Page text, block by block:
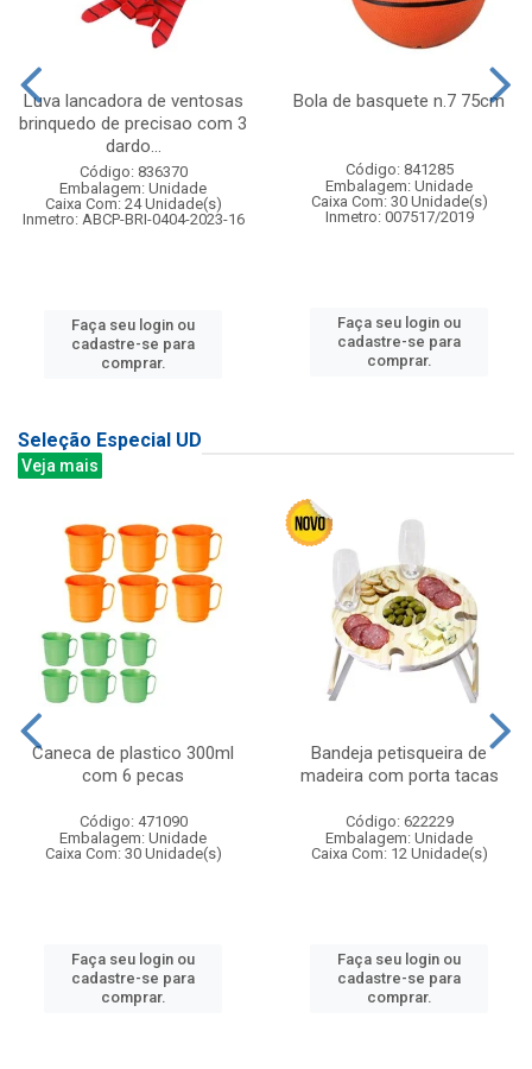
Luva lancadora de ventosas
brinquedo de precisao com 3
dardo...
Código: 836370
Embalagem: Unidade
Caixa Com: 24 Unidade(s)
Inmetro: ABCP-BRI-0404-2023-16
Faça seu login ou
cadastre-se para
comprar.
Bola de basquete n.7 75cm
Código: 841285
Embalagem: Unidade
Caixa Com: 30 Unidade(s)
Inmetro: 007517/2019
Faça seu login ou
cadastre-se para
comprar.
Seleção Especial UD
Veja mais
Caneca de plastico 300ml
com 6 pecas
Código: 471090
Embalagem: Unidade
Caixa Com: 30 Unidade(s)
Faça seu login ou
cadastre-se para
comprar.
Bandeja petisqueira de
madeira com porta tacas
Código: 622229
Embalagem: Unidade
Caixa Com: 12 Unidade(s)
Faça seu login ou
cadastre-se para
comprar.